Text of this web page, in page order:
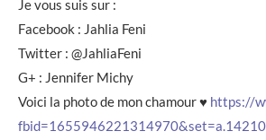
Je vous suis sur :
Facebook : Jahlia Feni
Twitter : @JahliaFeni
G+ : Jennifer Michy
Voici la photo de mon chamour ♥ https://